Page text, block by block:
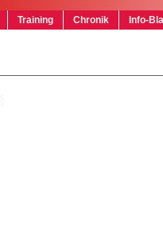
Training Chronik Info-